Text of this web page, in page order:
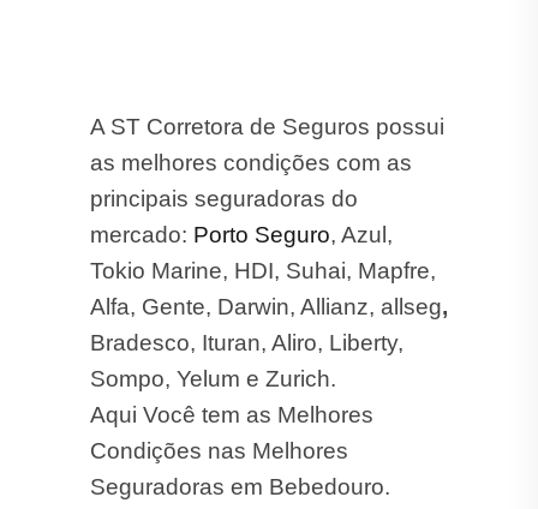
A ST Corretora de Seguros possui
as melhores condições com as
principais seguradoras do
mercado: Porto Seguro, Azul,
Tokio Marine, HDI, Suhai, Mapfre,
Alfa, Gente, Darwin, Allianz, allseg,
Bradesco, Ituran, Aliro, Liberty,
Sompo, Yelum e Zurich.
Aqui Você tem as Melhores
Condições nas Melhores
Seguradoras em Bebedouro.